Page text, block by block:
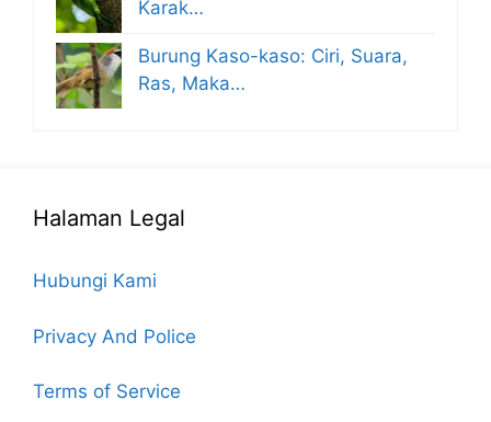
Karak…
Burung Kaso-kaso: Ciri, Suara,
Ras, Maka…
Halaman Legal
Hubungi Kami
Privacy And Police
Terms of Service